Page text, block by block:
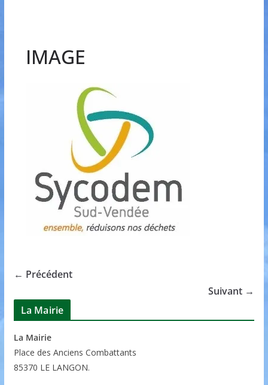
IMAGE
← Précédent
Suivant →
La Mairie
La Mairie
Place des Anciens Combattants
85370 LE LANGON.